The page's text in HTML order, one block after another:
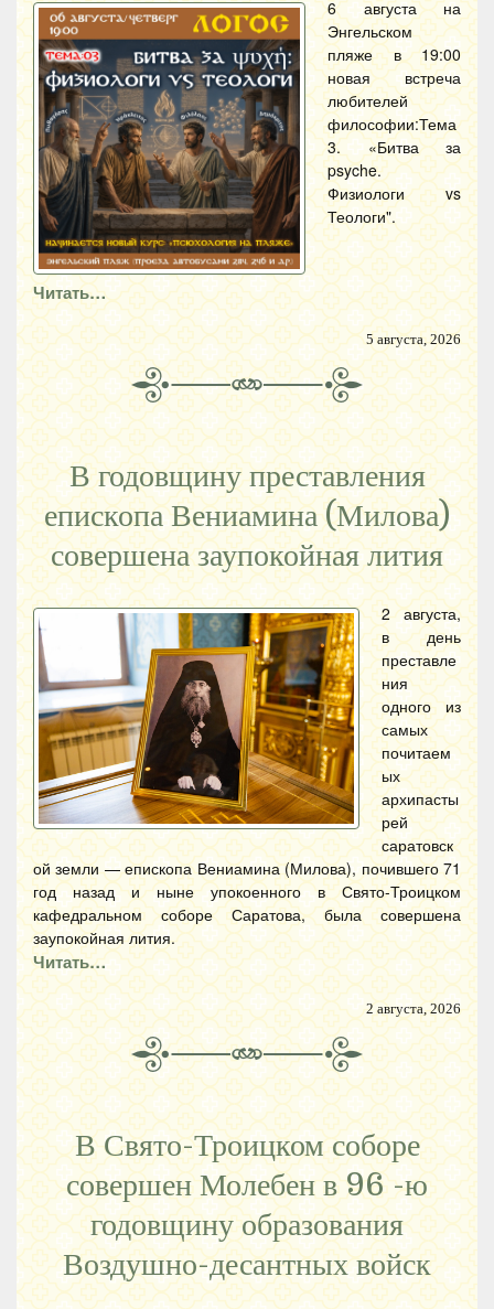
6 августа на
Энгельском
пляже в 19:00
новая встреча
любителей
философии:Тема
3. «Битва за
psyche.
Физиологи vs
Теологи".
Читать…
5 августа, 2026
В годовщину преставления
епископа Вениамина (Милова)
совершена заупокойная лития
2 августа,
в день
преставле
ния
одного из
самых
почитаем
ых
архипасты
рей
саратовск
ой земли — епископа Вениамина (Милова), почившего 71
год назад и ныне упокоенного в Свято-Троицком
кафедральном соборе Саратова, была совершена
заупокойная лития.
Читать…
2 августа, 2026
В Свято-Троицком соборе
совершен Молебен в 96 -ю
годовщину образования
Воздушно-десантных войск